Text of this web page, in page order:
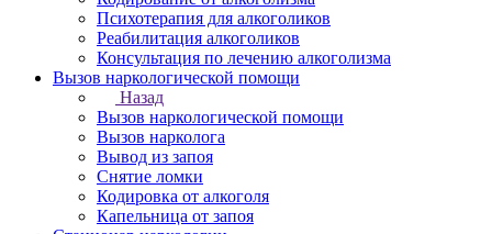
Психотерапия для алкоголиков
Реабилитация алкоголиков
Консультация по лечению алкоголизма
Вызов наркологической помощи
Назад
Вызов наркологической помощи
Вызов нарколога
Вывод из запоя
Снятие ломки
Кодировка от алкоголя
Капельница от запоя